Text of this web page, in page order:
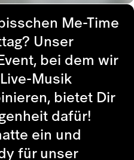
Me-Time
Unser
bei dem wir
Musik
bietet Dir
dafür!
ein und
für unser